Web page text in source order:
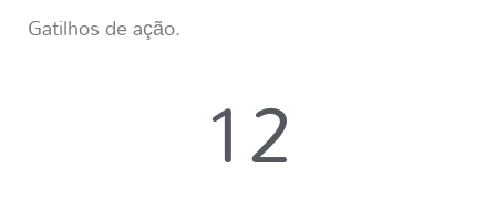
Gatilhos de ação.
12